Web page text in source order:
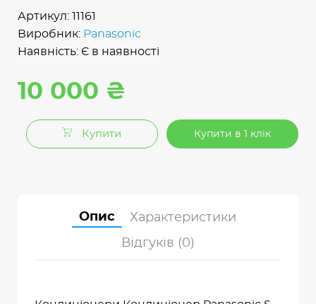
Артикул: 11161
Виробник: Panasonic
Наявність: Є в наявності
10 000 ₴
Купити Купити в 1 клік
Опис
Характеристики
Відгуків (0)